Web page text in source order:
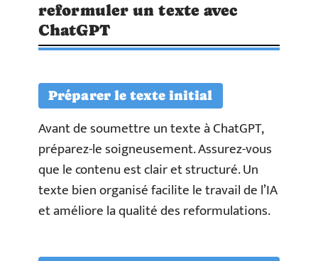
reformuler un texte avec
ChatGPT
Préparer le texte initial
Avant de soumettre un texte à ChatGPT,
préparez-le soigneusement. Assurez-vous
que le contenu est clair et structuré. Un
texte bien organisé facilite le travail de l’IA
et améliore la qualité des reformulations.